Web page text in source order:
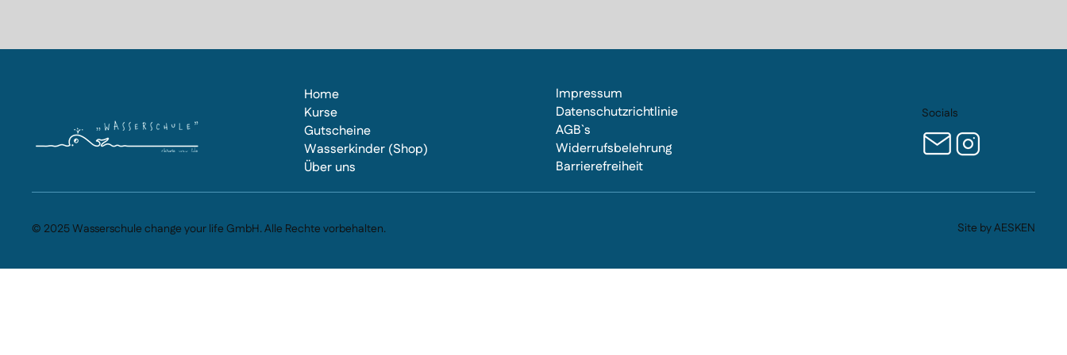
Home
Kurse
Gutscheine
Wasserkinder (Shop)
Über uns
Impressum
Datenschutzrichtlinie
AGB`s
Widerrufsbelehrung
Barrierefreiheit
Socials
© 2025 Wasserschule change your life GmbH. Alle Rechte vorbehalten. Site by AESKEN